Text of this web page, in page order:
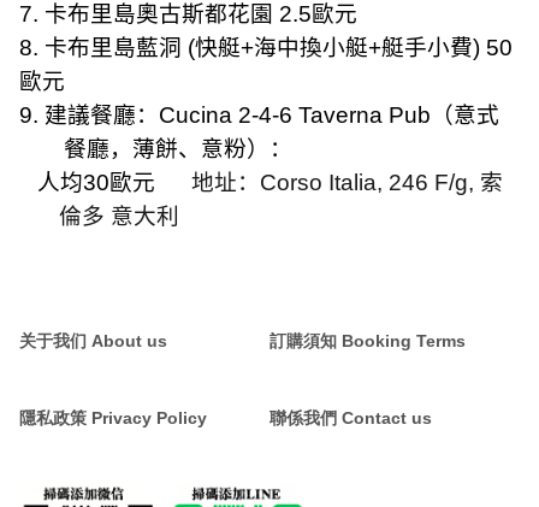
7. 卡布里島奧古斯都花園 2.5歐元
8. 卡布里島藍洞 (快艇+海中換小艇+艇手小費) 50
歐元
9. 建議餐廳： Cucina 2-4-6 Taverna Pub （意式
餐廳，薄餅、意粉）：
人均30歐元 地址： Corso Italia, 246 F/g, 索
倫多 意大利
关于我们 About us 訂購須知 Booking Terms
隱私政策 Privacy Policy 聯係我們 Contact us